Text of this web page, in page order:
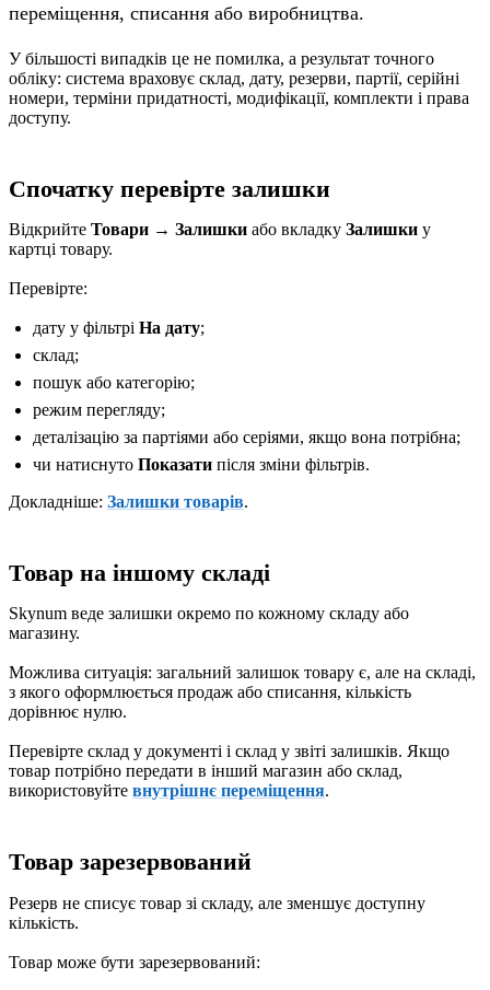
переміщення, списання або виробництва.
У більшості випадків це не помилка, а результат точного
обліку: система враховує склад, дату, резерви, партії, серійні
номери, терміни придатності, модифікації, комплекти і права
доступу.
Спочатку перевірте залишки
Відкрийте Товари → Залишки або вкладку Залишки у
картці товару.
Перевірте:
дату у фільтрі На дату;
склад;
пошук або категорію;
режим перегляду;
деталізацію за партіями або серіями, якщо вона потрібна;
чи натиснуто Показатипісля зміни фільтрів.
Докладніше: Залишки товарів.
Товар на іншому складі
Skynum веде залишки окремо по кожному складу або
магазину.
Можлива ситуація: загальний залишок товару є, але на складі,
з якого оформлюється продаж або списання, кількість
дорівнює нулю.
Перевірте склад у документі і склад у звіті залишків. Якщо
товар потрібно передати в інший магазин або склад,
використовуйте внутрішнє переміщення.
Товар зарезервований
Резерв не списує товар зі складу, але зменшує доступну
кількість.
Товар може бути зарезервований: